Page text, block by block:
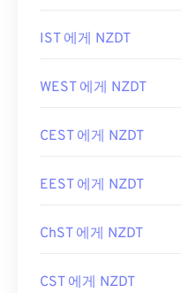
IST 에게 NZDT
WEST 에게 NZDT
CEST 에게 NZDT
EEST 에게 NZDT
ChST 에게 NZDT
CST 에게 NZDT